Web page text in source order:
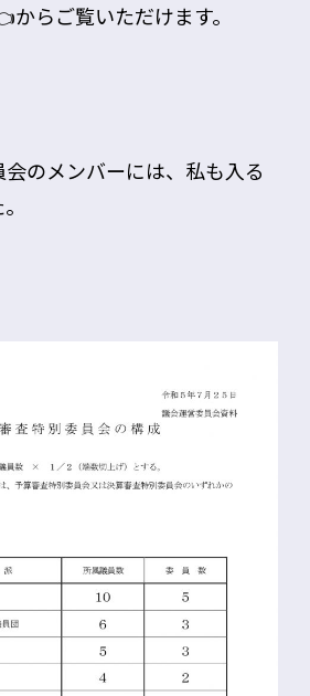
からご覧いただけます。
のメンバーには、私も入る